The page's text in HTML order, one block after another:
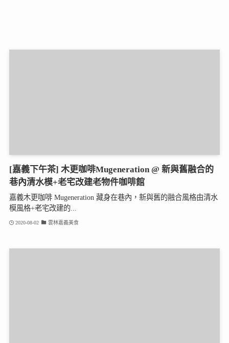
[嘉義下午茶] 木更咖啡Mugeneration @ 新與舊融合的
巷內清水模+老宅改建老物件咖啡館
嘉義木更咖啡 Mugeneration 藏身在巷內，新與舊的融合風格由清水
模風格+老宅改建的...
2020-08-02 雲林嘉義美食